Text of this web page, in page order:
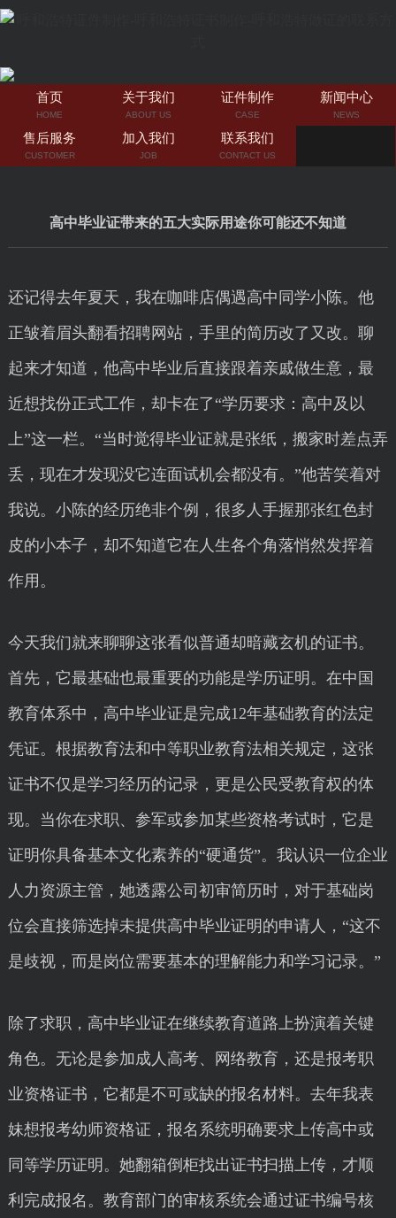
首页
HOME
关于我们
ABOUT US
证件制作
CASE
新闻中心
NEWS
售后服务
CUSTOMER
加入我们
JOB
联系我们
CONTACT US
高中毕业证带来的五大实际用途你可能还不知道
还记得去年夏天，我在咖啡店偶遇高中同学小陈。他
正皱着眉头翻看招聘网站，手里的简历改了又改。聊
起来才知道，他高中毕业后直接跟着亲戚做生意，最
近想找份正式工作，却卡在了“学历要求：高中及以
上”这一栏。“当时觉得毕业证就是张纸，搬家时差点弄
丢，现在才发现没它连面试机会都没有。”他苦笑着对
我说。小陈的经历绝非个例，很多人手握那张红色封
皮的小本子，却不知道它在人生各个角落悄然发挥着
作用。
今天我们就来聊聊这张看似普通却暗藏玄机的证书。
首先，它最基础也最重要的功能是学历证明。在中国
教育体系中，高中毕业证是完成12年基础教育的法定
凭证。根据教育法和中等职业教育法相关规定，这张
证书不仅是学习经历的记录，更是公民受教育权的体
现。当你在求职、参军或参加某些资格考试时，它是
证明你具备基本文化素养的“硬通货”。我认识一位企业
人力资源主管，她透露公司初审简历时，对于基础岗
位会直接筛选掉未提供高中毕业证明的申请人，“这不
是歧视，而是岗位需要基本的理解能力和学习记录。”
除了求职，高中毕业证在继续教育道路上扮演着关键
角色。无论是参加成人高考、网络教育，还是报考职
业资格证书，它都是不可或缺的报名材料。去年我表
妹想报考幼师资格证，报名系统明确要求上传高中或
同等学历证明。她翻箱倒柜找出证书扫描上传，才顺
利完成报名。教育部门的审核系统会通过证书编号核